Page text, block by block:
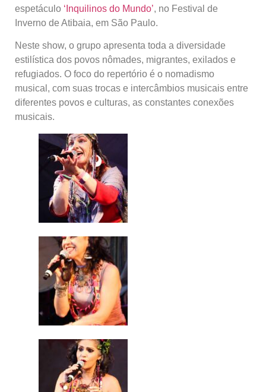
espetáculo ‘Inquilinos do Mundo’, no Festival de
Inverno de Atibaia, em São Paulo.
Neste show, o grupo apresenta toda a diversidade
estilística dos povos nômades, migrantes, exilados e
refugiados. O foco do repertório é o nomadismo
musical, com suas trocas e intercâmbios musicais entre
diferentes povos e culturas, as constantes conexões
musicais.